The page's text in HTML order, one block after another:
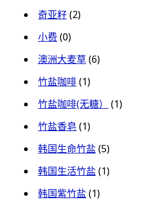
奇亚籽(2)
小费 (0)
澳洲大麦草(6)
竹盐咖啡(1)
竹盐咖啡(无糖）
(1)
竹盐香皂 (1)
韩国生命竹盐(5)
韩国生活竹盐(1)
韩国紫竹盐(1)